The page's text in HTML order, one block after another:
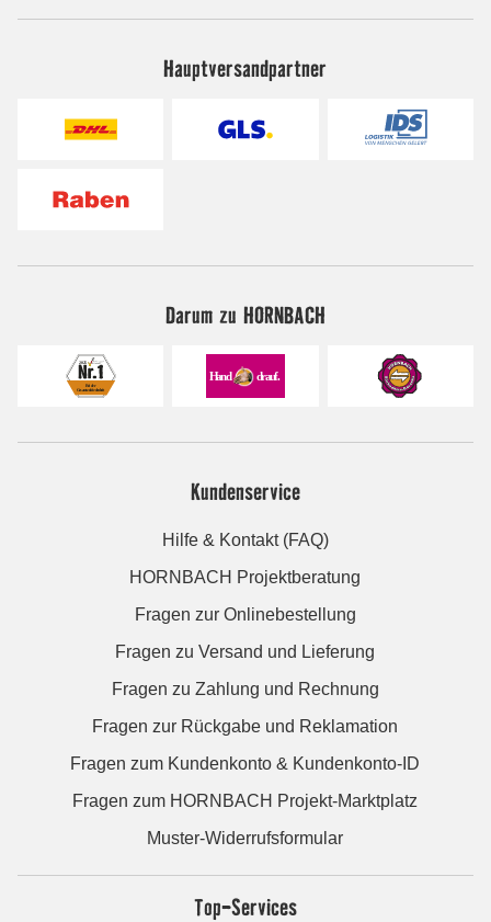
Hauptversandpartner
Darum zu HORNBACH
Kundenservice
Hilfe & Kontakt (FAQ)
HORNBACH Projektberatung
Fragen zur Onlinebestellung
Fragen zu Versand und Lieferung
Fragen zu Zahlung und Rechnung
Fragen zur Rückgabe und Reklamation
Fragen zum Kundenkonto & Kundenkonto-ID
Fragen zum HORNBACH Projekt-Marktplatz
Muster-Widerrufsformular
Top-Services